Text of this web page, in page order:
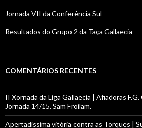
Jornada VII da Conferência Sul
Resultados do Grupo 2 da Taça Gallaecia
COMENTÁRIOS RECENTES
II Xornada da Liga Gallaecia | Afiadoras
Jornada 14/15. Sam Froilam.
Apertadíssima vitória contra as Torques |